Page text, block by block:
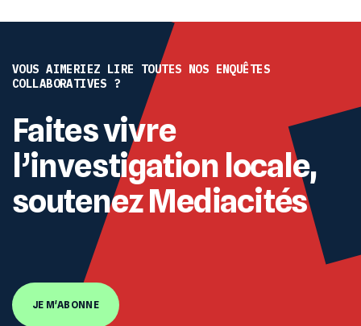
VOUS AIMERIEZ LIRE TOUTES NOS ENQUÊTES
COLLABORATIVES ?
Faites vivre
l’investigation locale,
soutenez Mediacités
JE M'ABONNE